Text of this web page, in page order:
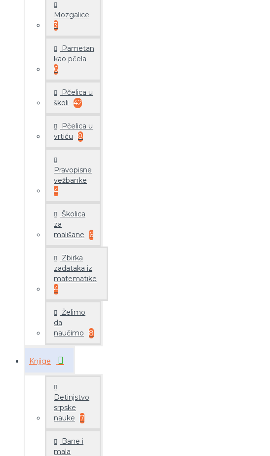
Mozgalice
3
Pametan
kao pčela
6
Pčelica u
školi
42
Pčelica u
vrtiću
8
Pravopisne
vežbanke
4
Školica
za
mališane
6
Zbirka
zadataka iz
matematike
4
Želimo
da
naučimo
8
Knjige
Detinjstvo
srpske
nauke
7
Bane i
mala